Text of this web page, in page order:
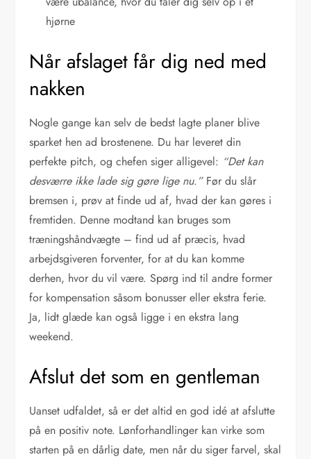
hjørne
Når afslaget får dig ned med
nakken
Nogle gange kan selv de bedst lagte planer blive
sparket hen ad brostenene. Du har leveret din
perfekte pitch, og chefen siger alligevel: “Det kan
desværre ikke lade sig gøre lige nu.”Før du slår
bremsen i, prøv at finde ud af, hvad der kan gøres i
fremtiden. Denne modtand kan bruges som
træningshåndvægte – find ud af præcis, hvad
arbejdsgiveren forventer, for at du kan komme
derhen, hvor du vil være. Spørg ind til andre former
for kompensation såsom bonusser eller ekstra ferie.
Ja, lidt glæde kan også ligge i en ekstra lang
weekend.
Afslut det som en gentleman
Uanset udfaldet, så er det altid en god idé at afslutte
på en positiv note. Lønforhandlinger kan virke som
starten på en dårlig date, men når du siger farvel, skal